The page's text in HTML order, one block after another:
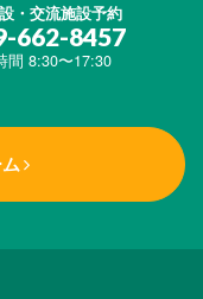
・交流施設予約
662-8457
間 8:30〜17:30